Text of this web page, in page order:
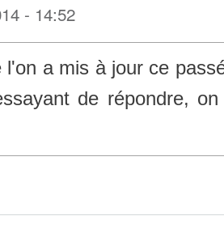
- 14:52
l'on a mis à jour ce
de répondre,